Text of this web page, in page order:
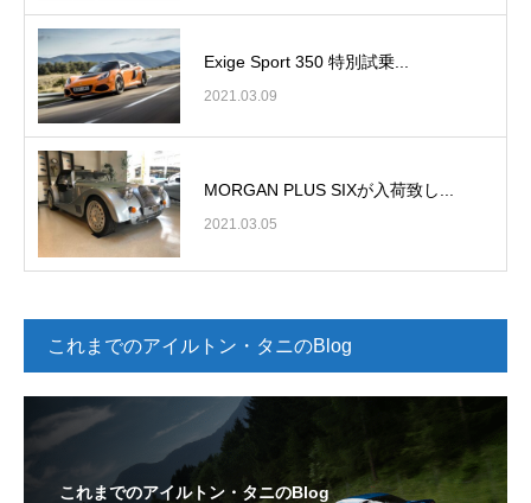
Exige Sport 350 特別試乗...
2021.03.09
MORGAN PLUS SIXが入荷致し...
2021.03.05
これまでのアイルトン・タニのBlog
これまでのアイルトン・タニのBlog